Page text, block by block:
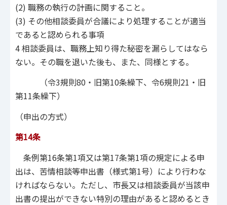
(2) 職務の執行の計画に関すること。
(3) その他相談委員が合議により処理することが適当
であると認められる事項
4 相談委員は、職務上知り得た秘密を漏らしてはなら
ない。その職を退いた後も、また、同様とする。
（令3規則80・旧第10条繰下、令6規則21・旧
第11条繰下）
（申出の方式）
第14条
条例第16条第1項又は第17条第1項の規定による申
出は、苦情相談等申出書（様式第1号）により行わな
ければならない。ただし、市長又は相談委員が当該申
出書の提出ができない特別の理由があると認めるとき